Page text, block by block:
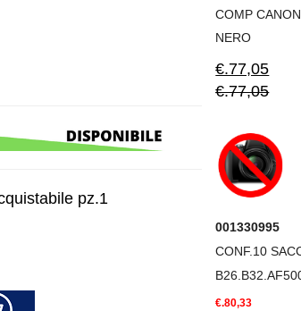
pz.1
COMP
NERO
€.77,05
€.77,05
001330995
CONF.10
€.80,33